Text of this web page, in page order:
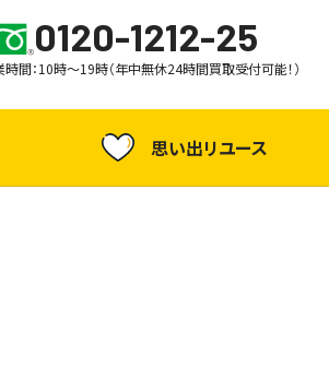
0120-1212-25
時間：10時～19時（年中無休24時間買取受付可能！）
思い出リユース